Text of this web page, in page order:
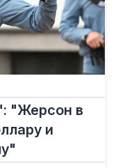
"Жерсон в
и